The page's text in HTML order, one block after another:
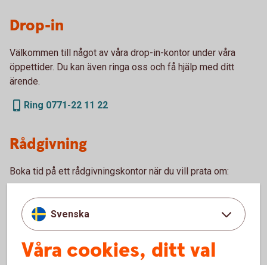
Drop-in
Välkommen till något av våra drop-in-kontor under våra
öppettider. Du kan även ringa oss och få hjälp med ditt
ärende.
Ring 0771-22 11 22
Rådgivning
Boka tid på ett rådgivningskontor när du vill prata om:
Bolån och allt som hör till din boendeekonomi
Ditt och din familjs sparande och placeringar
Pension och personförsäkringar
Betalnings-, finansierings- och tjänstepensionslösningar
för ditt företag
Svenska
Våra cookies, ditt val